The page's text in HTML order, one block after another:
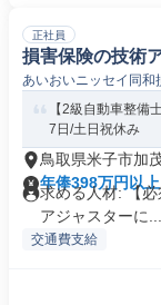
正社員
損害保険の技術
あいおいニッセイ同和
【2級自動車整備
7日/土日祝休み
鳥取県米子市加
年俸398万円以上
求める人材: 【
アジャスターに...
交通費支給